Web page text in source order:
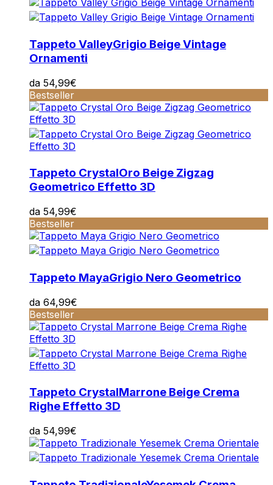
Tappeto ValleyGrigio Beige Vintage
Ornamenti
da 54,99€
Bestseller
Tappeto CrystalOro Beige Zigzag
Geometrico Effetto 3D
da 54,99€
Bestseller
Tappeto MayaGrigio Nero Geometrico
da 64,99€
Bestseller
Tappeto CrystalMarrone Beige Crema
Righe Effetto 3D
da 54,99€